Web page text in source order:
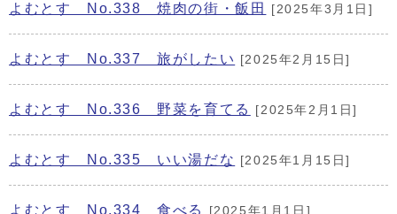
よむとす No.338 焼肉の街・飯田 [2025年3月1日]
よむとす No.337 旅がしたい [2025年2月15日]
よむとす No.336 野菜を育てる [2025年2月1日]
よむとす No.335 いい湯だな [2025年1月15日]
よむとす No.334 食べる [2025年1月1日]